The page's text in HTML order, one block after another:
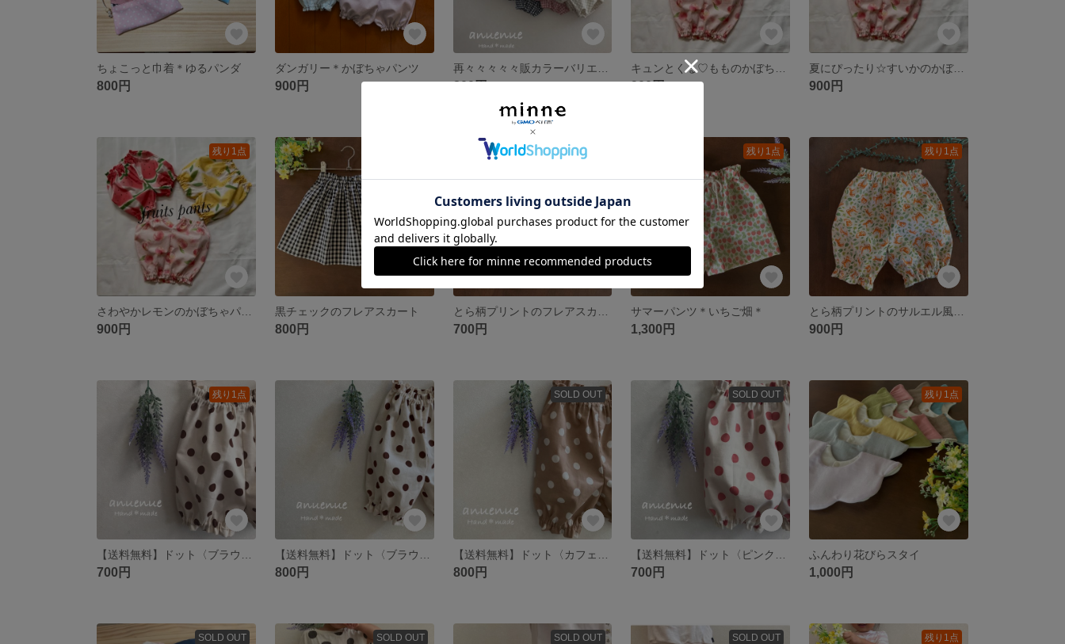
ちょこっと巾着＊ゆるパンダ
800円
ダンガリー＊かぼちゃパンツ
900円 800円 900円
夏にぴったり☆すいかのかぼちゃパンツ
900円
残り1点
900円
黒チェックのフレアスカート
800円
残り1点
700円
残り1点
サマーパンツ＊いちご畑＊
1,300円
残り1点
900円
残り1点
700円 800円
SOLD OUT
800円
SOLD OUT
700円
残り1点
ふんわり花びらスタイ
1,000円
SOLD OUT SOLD OUT SOLD OUT SOLD OUT 残り1点